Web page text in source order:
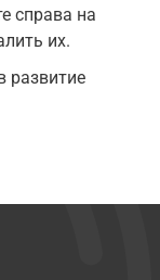
справа на
их.
развитие